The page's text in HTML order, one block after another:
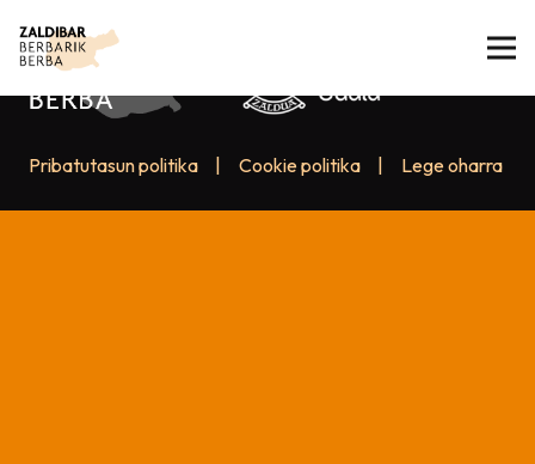
Pribatutasun politika Cookie politika Lege oharra